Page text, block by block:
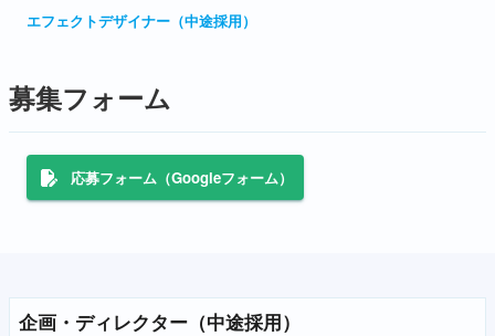
エフェクトデザイナー（中途採用）
募集フォーム
応募フォーム（Googleフォーム）
企画・ディレクター（中途採用）